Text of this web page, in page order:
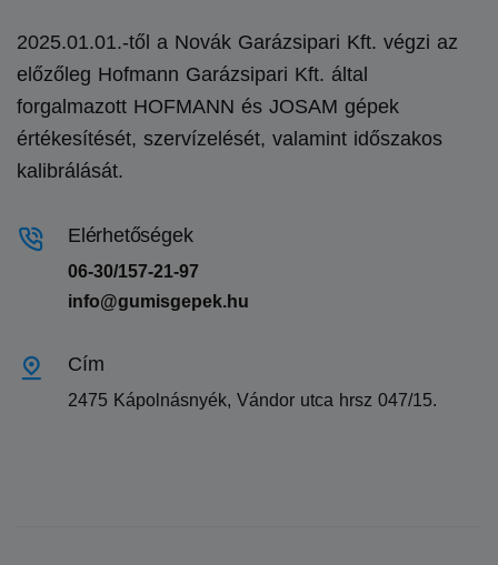
2025.01.01.-től a Novák Garázsipari Kft. végzi az
előzőleg Hofmann Garázsipari Kft. által
forgalmazott HOFMANN és JOSAM gépek
értékesítését, szervízelését, valamint időszakos
kalibrálását.
Elérhetőségek
06-30/157-21-97
info@gumisgepek.hu
Cím
2475 Kápolnásnyék, Vándor utca hrsz 047/15.